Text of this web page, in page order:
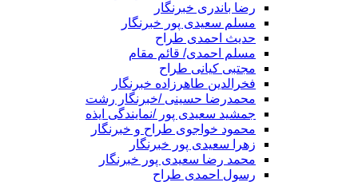
رضا باندری خبرنگار
مسلم سعیدی پور خبرنگار
حدیث احمدی طراح
مسلم احمدی/ قائم مقام
مجتبی کیانی طراح
فخرالدین طاهرزاده خبرنگار
محمدرضا حسینی /خبرنگار رشت
جمشید سعیدی پور /نمایندگی ایذه
محمود خواجوی طراح و خبرنگار
زهرا سعیدی پور خبرنگار
محمد رضا سعیدی پور خبرنگار
رسول احمدی طراح